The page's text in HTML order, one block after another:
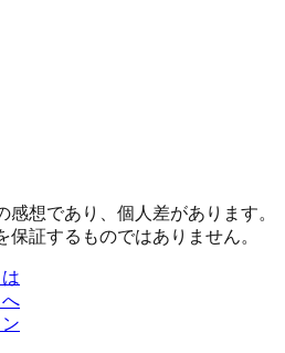
想であり、個人差があります。
保証するものではありません。